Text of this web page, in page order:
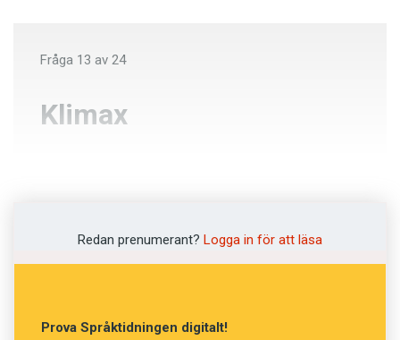
Fråga 13 av 24
Klimax
Höjdpunkt
Redan prenumerant? Logga in för att läsa
Prova Språktidningen digitalt!